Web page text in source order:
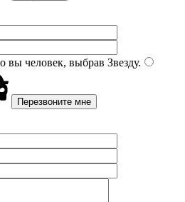
вы человек, выбрав Звезду.